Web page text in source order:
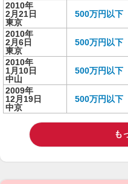
2010年
2月21日
東京
500万円以下
2010年
2月6日
東京
500万円以下
2010年
1月10日
中山
500万円以下
2009年
12月19日
中京
500万円以下
も